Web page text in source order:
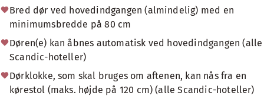
Bred dør ved hovedindgangen (almindelig) med en
minimumsbredde på 80 cm
Døren(e) kan åbnes automatisk ved hovedindgangen (alle
Scandic-hoteller)
Dørklokke, som skal bruges om aftenen, kan nås fra en
kørestol (maks. højde på 120 cm) (alle Scandic-hoteller)